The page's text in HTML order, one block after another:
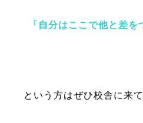
「自分はここで他と差を
という方はぜひ校舎に来